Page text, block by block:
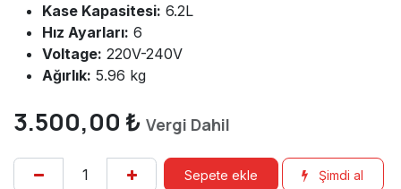
Kase Kapasitesi: 6.2L
Hız Ayarları: 6
Voltage: 220V-240V
Ağırlık: 5.96 kg
3.500,00 ₺ Vergi Dahil
Sepete ekle Şimdi al